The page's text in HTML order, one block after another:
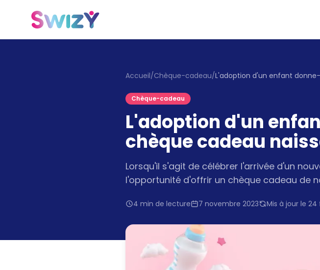
Accueil/Chèque-cadeau/
Chèque-cadeau
L'adoption d'un
chèque cadeau
Lorsqu'il s'agit de célébrer l'arrivée d'un
l'opportunité d'offrir un chèque cadeau de
4 min de lecture 7 novembre 2023 Mis à jour le 24